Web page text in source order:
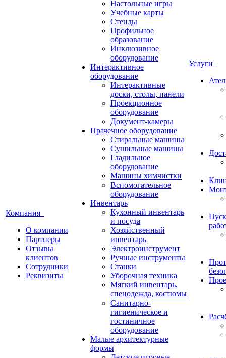
Компания
О компании
Партнеры
Отзывы
клиентов
Сотрудники
Реквизиты
Настольные игры
Учебные карты
Стенды
Профильное
образование
Инклюзивное
оборудование
Интерактивное
оборудование
Интерактивные
доски, столы, панели
Проекционное
оборудование
Документ-камеры
Прачечное оборудование
Стиральные машины
Сушильные машины
Гладильное
оборудование
Машины химчистки
Вспомогательное
оборудование
Инвентарь
Кухонный инвентарь
и посуда
Хозяйственный
инвентарь
Электроинструмент
Ручные инструменты
Станки
Уборочная техника
Мягкий инвентарь,
спецодежда, костюмы
Санитарно-
гигиеническое и
гостиничное
оборудование
Малые архитектурные
формы
Услуги